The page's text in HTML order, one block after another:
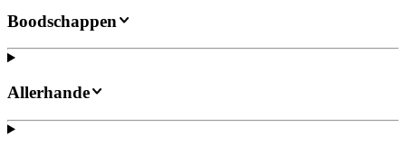
Boodschappen
Allerhande